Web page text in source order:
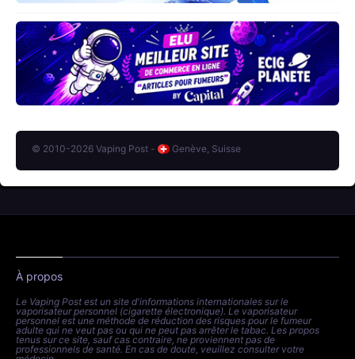
© 2010-2026 Vaping Post - Genève, Suisse
À propos
Le Vaping Post est un site d'informations internationales sur le
vaporisateur personnel (cigarette électronique). Le vaporisateur
personnel est une méthode de réduction des risques pour le fumeur
adulte qui ne veut pas ou qui ne peut pas arrêter le tabac. Les propos
tenus sur ce site, sauf cas contraire, ne proviennent pas de
professionnels de santé. En cas de doute, veuillez consulter votre